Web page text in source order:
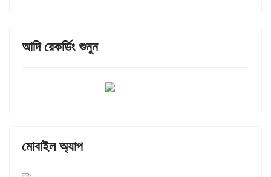
আদি রেকর্ডিং শুনুন
মোবাইল অ্যাপ